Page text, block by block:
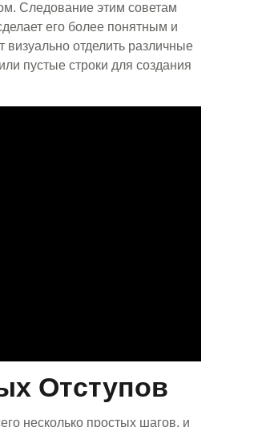
Следование этим советам
его более понятным и
отделить различные
пустые строки для создания
Отступов
несколько простых шагов, и